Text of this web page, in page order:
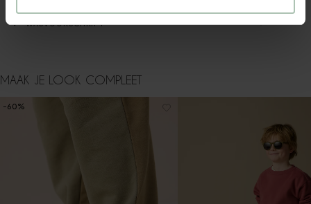
WASVOORSCHRIFT
MAAK JE LOOK COMPLEET
-60%